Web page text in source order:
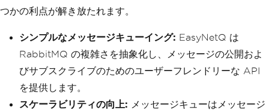
つかの利点が解き放たれます。
シンプルなメッセージキューイング: EasyNetQ は
RabbitMQ の複雑さを抽象化し、メッセージの公開およ
びサブスクライブのためのユーザーフレンドリーな API
を提供します。
スケーラビリティの向上: メッセージキューはメッセージ